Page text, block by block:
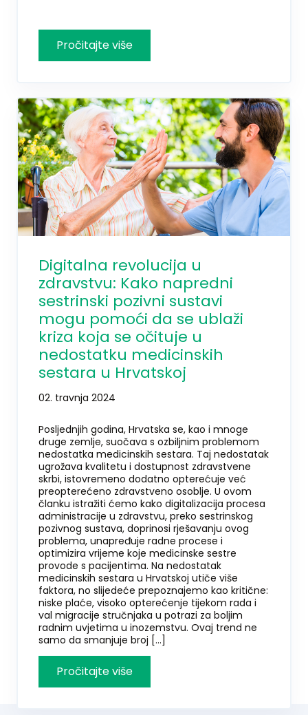
Digitalna revolucija u
zdravstvu: Kako napredni
sestrinski pozivni sustavi
mogu pomoći da se ublaži
kriza koja se očituje u
nedostatku medicinskih
sestara u Hrvatskoj
02. travnja 2024
Posljednjih godina, Hrvatska se, kao i mnoge
druge zemlje, suočava s ozbiljnim problemom
nedostatka medicinskih sestara. Taj nedostatak
ugrožava kvalitetu i dostupnost zdravstvene
skrbi, istovremeno dodatno opterećuje već
preopterećeno zdravstveno osoblje. U ovom
članku istražiti ćemo kako digitalizacija procesa
administracije u zdravstvu, preko sestrinskog
pozivnog sustava, doprinosi rješavanju ovog
problema, unapređuje radne procese i
optimizira vrijeme koje medicinske sestre
provode s pacijentima. Na nedostatak
medicinskih sestara u Hrvatskoj utiče više
faktora, no slijedeće prepoznajemo kao kritične:
niske plaće, visoko opterećenje tijekom rada i
val migracije stručnjaka u potrazi za boljim
radnim uvjetima u inozemstvu. Ovaj trend ne
samo da smanjuje broj […]